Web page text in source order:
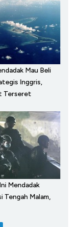
Mau Beli
Inggris,
Terseret
Mendadak
Tengah Malam,